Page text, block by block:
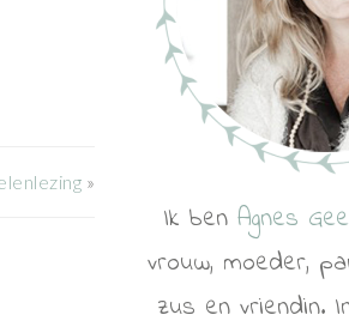
»
Ik ben Agnes
vrouw, moeder,
zus en vriendin.